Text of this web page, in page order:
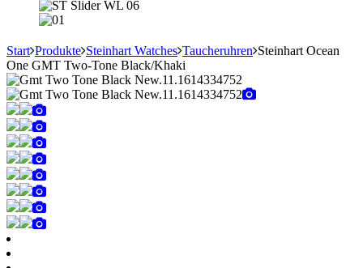
Start Produkte Steinhart Watches Taucheruhren Steinhart Ocean
One GMT Two-Tone Black/Khaki